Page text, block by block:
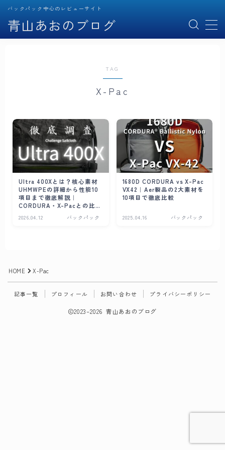
青山あおのブログ
バックパック中心のレビューサイト
MENU
ポーチ
財布
ガジェット
EDC
プロフィール
TAG
X-Pac
Ultra 400Xとは？核心素材
UHMWPEの詳細から性能10
項目まで徹底解説｜
CORDURA・X-Pacとの比較
2026.04.12 バックパック
1680D CORDURA vs X-Pac
VX42｜Aer製品の2大素材を
10項目で徹底比較
2025.04.16 バックパック
HOME X-Pac
記事一覧 プロフィール お問い合わせ プライバシーポリシー
2023–2026 青山あおのブログ